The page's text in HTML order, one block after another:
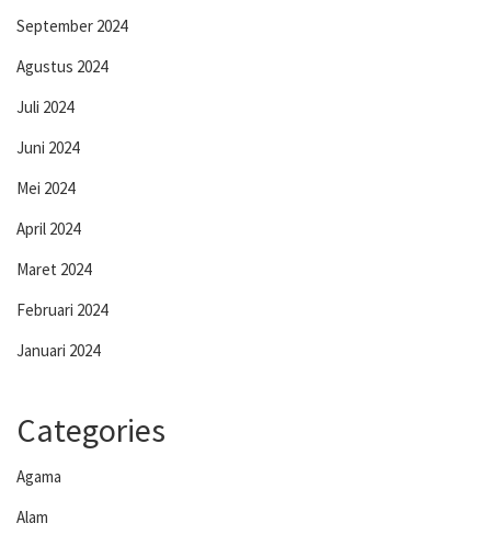
September 2024
Agustus 2024
Juli 2024
Juni 2024
Mei 2024
April 2024
Maret 2024
Februari 2024
Januari 2024
Categories
Agama
Alam